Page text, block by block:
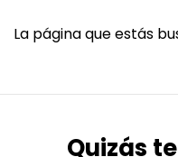
La página que estás
Quizás